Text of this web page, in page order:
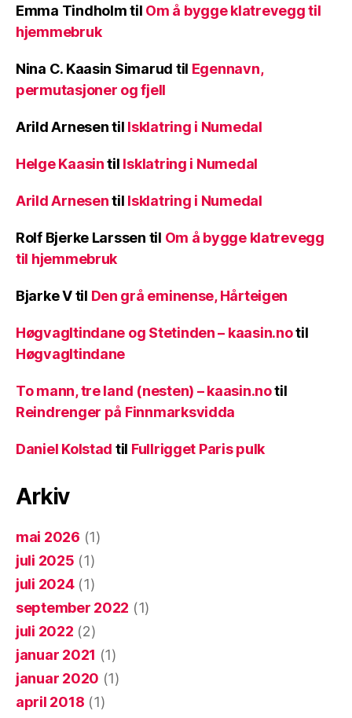
Emma Tindholmtil Om å bygge klatrevegg til
hjemmebruk
Nina C. Kaasin Simarud til Egennavn,
permutasjoner og fjell
Arild Arnesentil Isklatring i Numedal
Helge Kaasintil Isklatring i Numedal
Arild Arnesentil Isklatring i Numedal
Rolf Bjerke Larssen til Om å bygge klatrevegg
til hjemmebruk
Bjarke Vtil Den grå eminense, Hårteigen
Høgvagltindane og Stetinden – kaasin.notil
Høgvagltindane
To mann, tre land (nesten) – kaasin.notil
Reindrenger på Finnmarksvidda
Daniel Kolstad til Fullrigget Paris pulk
Arkiv
mai 2026 (1)
juli 2025 (1)
juli 2024(1)
september 2022 (1)
juli 2022 (2)
januar 2021 (1)
januar 2020 (1)
april 2018 (1)